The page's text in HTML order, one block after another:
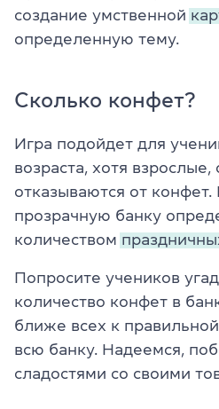
создание умственной
определенную тему.
Сколько конфет?
Игра подойдет для
возраста, хотя
отказываются от
прозрачную банку
количеством
Попросите учеников
количество конфет в
ближе всех к
всю банку. Надеемся,
сладостями со своими